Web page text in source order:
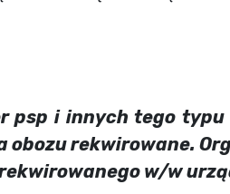
psp i innych tego typu
rekwirowane.
w/w